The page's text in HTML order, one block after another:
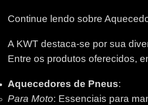
Continue lendo sobre
A KWT destaca-se por sua
Entre os produtos oferecidos,
Aquecedores de Pneus:
Para Moto: Essenciais para